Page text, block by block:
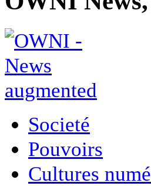
Societé
Pouvoirs
Cultures